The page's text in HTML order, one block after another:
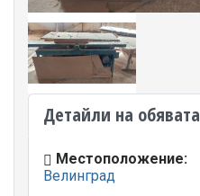
Детайли на обявата
Местоположение:
Велинград